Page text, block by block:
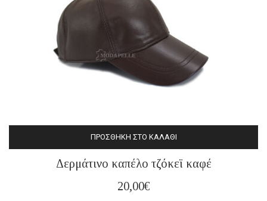
προϊόντος
ΠΡΟΣΘΉΚΗ ΣΤΟ ΚΑΛΆΘΙ
Δερμάτινο καπέλο τζόκεϊ καφέ
20,00€